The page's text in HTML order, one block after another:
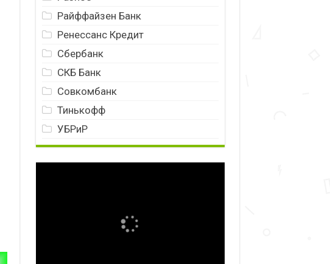
Райффайзен Банк
Ренессанс Кредит
Сбербанк
СКБ Банк
Совкомбанк
Тинькофф
УБРиР